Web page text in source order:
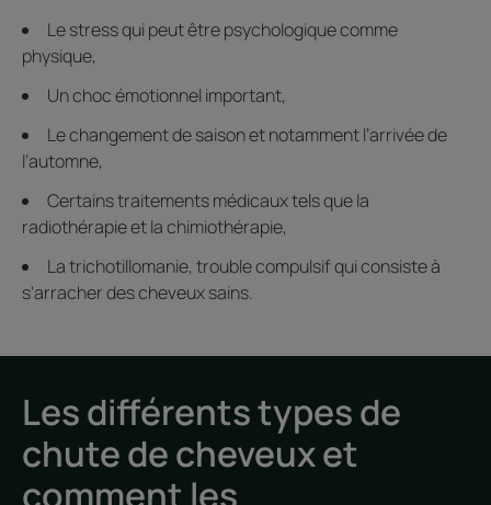
Le stress qui peut être psychologique comme
physique,
Un choc émotionnel important,
Le changement de saison et notamment l’arrivée de
l’automne,
Certains traitements médicaux tels que la
radiothérapie et la chimiothérapie,
La trichotillomanie, trouble compulsif qui consiste à
s'arracher des cheveux sains.
Les différents types de
chute de cheveux et